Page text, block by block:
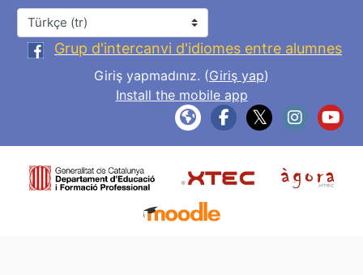
Grup d'intercanvi d'idiomes entre alumnes
Giriş yapmadınız. (Giriş yap)
Install the mobile app